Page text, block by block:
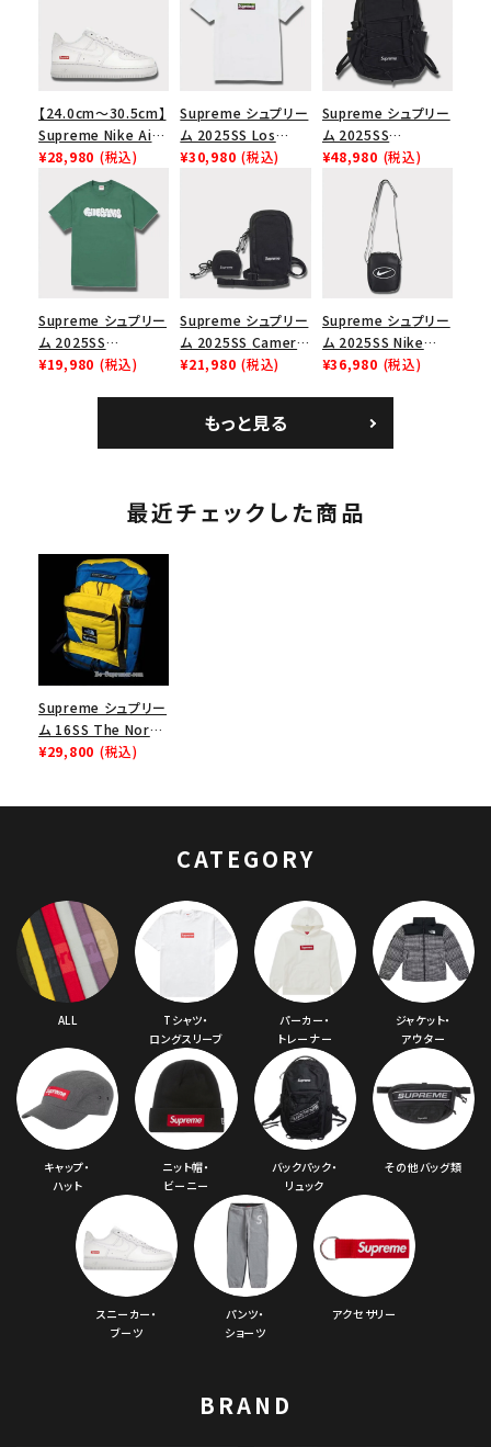
【24.0cm～30.5cm】
Supreme Nike Air
Force 1 Low シュプ
リーム ナイキエアフォ
ース１スニーカー シ
ューズ ホワイト
¥28,980 (税込)
Supreme シュプリー
ム 2025SS Los
Angeles Fire Relief
スロゴTシャツ ホワ
¥30,980 (税込)
Supreme シュプリー
ム 2025SS
Backpack バックパッ
ク ブラック 黒
¥48,980 (税込)
Supreme シュプリー
ム 2025SS
Homerun Tee ホー
¥19,980 (税込)
Supreme シュプリー
ム 2025SS Camera
Bag + Mini Pouch
¥21,980 (税込)
Supreme シュプリー
ム 2025SS Nike
Leather Shoulder
¥36,980 (税込)
もっと見る
最近チェックした商品
Supreme シュプリー
ム 16SS The North
Face Steep Tech
¥29,800 (税込)
CATEGORY
ALL
Tシャツ・
ロングスリーブ
パーカー・
トレーナー
ジャケット・
アウター
キャップ・
ハット
ニット帽・
ビーニー
バックパック・
リュック
その他バッグ類
スニーカー・
ブーツ
パンツ・
ショーツ
アクセサリー
BRAND